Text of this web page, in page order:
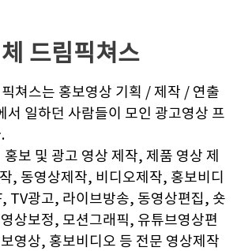
드림픽쳐스
쳐스는 홍보영상 기획 / 제작 / 연출
서 일하던 사람들이 모인 광고영상 프
보 및 광고 영상 제작, 제품 영상 제
, 동영상제작, 비디오제작, 홍보비디
TV광고, 라이브방송, 동영상편집, 숏
상보정, 모션그래픽, 유튜브영상편
영상, 홍보비디오 등 전문 영상제작